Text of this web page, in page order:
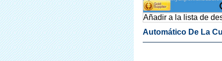
Añadir a la lista de
Automático De La